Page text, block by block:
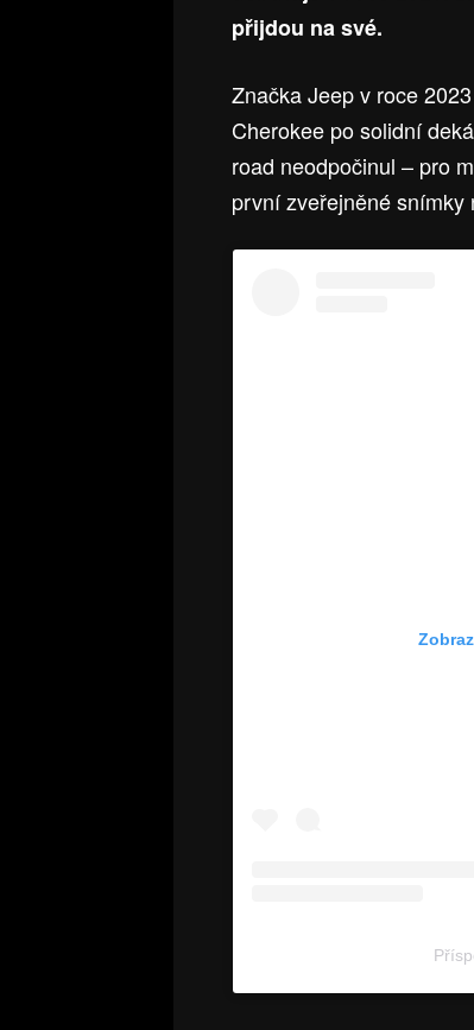
přijdou na své.
Značka Jeep v roce
Cherokee po solidní
road neodpočinul – pro
první zveřejněné snímky